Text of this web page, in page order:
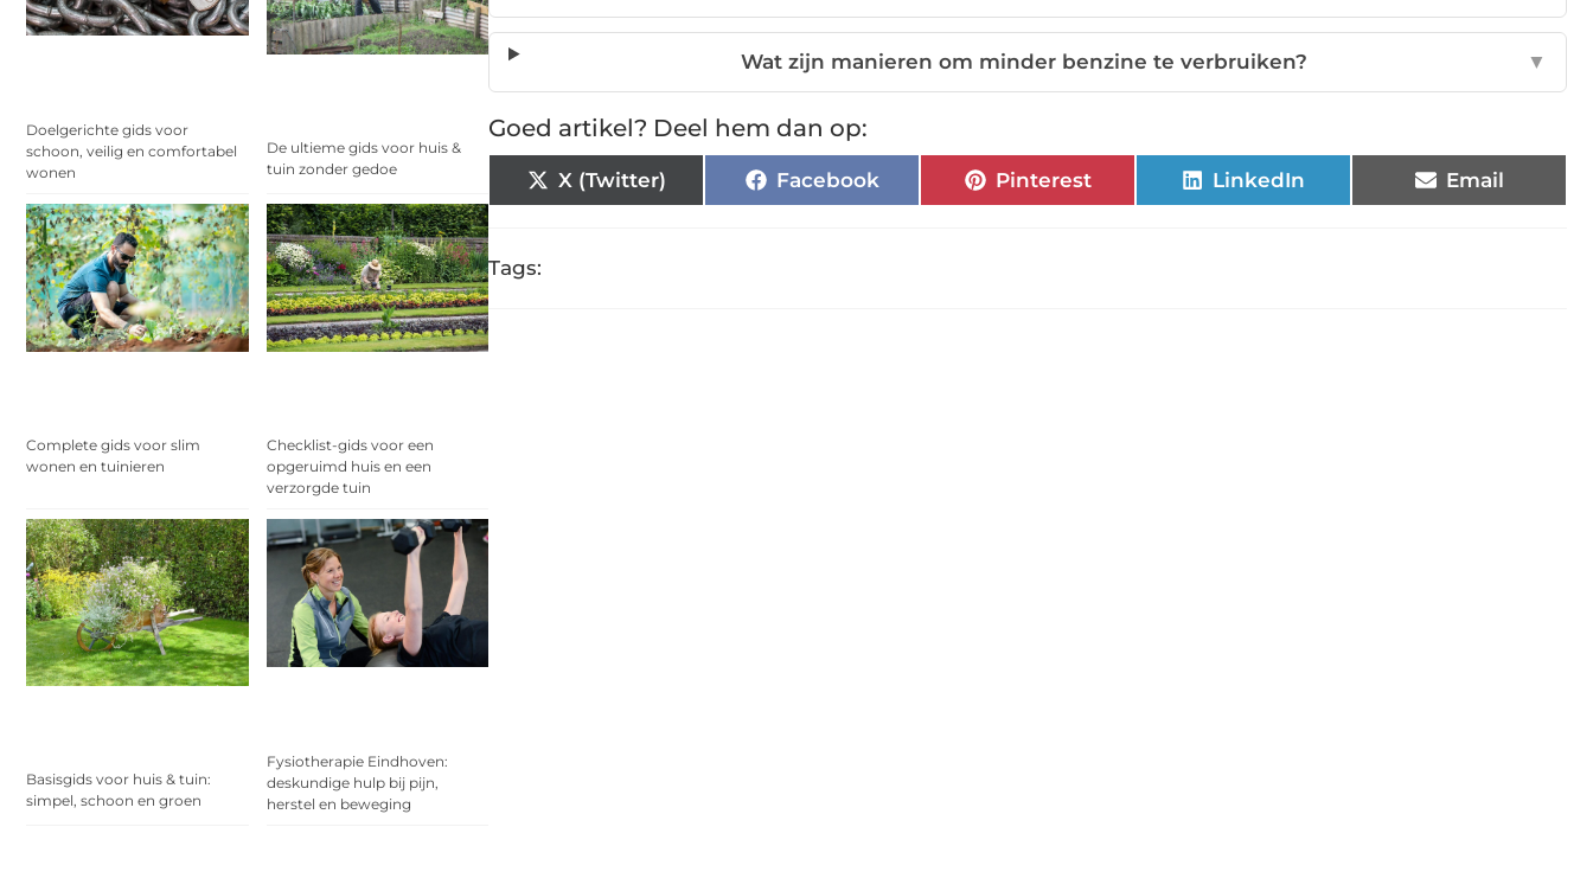
Doelgerichte gids voor
schoon, veilig en comfortabel
wonen
De ultieme gids voor huis &
tuin zonder gedoe
Complete gids voor slim
wonen en tuinieren
Checklist-gids voor een
opgeruimd huis en een
verzorgde tuin
Basisgids voor huis & tuin:
simpel, schoon en groen
Fysiotherapie Eindhoven:
deskundige hulp bij pijn,
herstel en beweging
Wat zijn manieren om minder benzine te verbruiken? ▼
Goed artikel? Deel hem dan op:
X (Twitter) Facebook Pinterest LinkedIn Email
Tags: